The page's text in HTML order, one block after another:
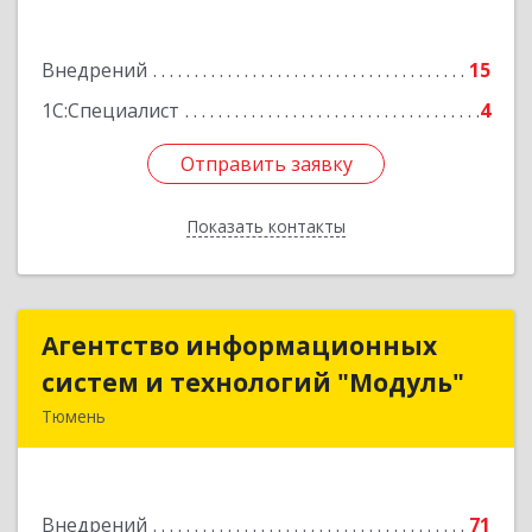
Внедрений
15
1С:Специалист
4
Отправить заявку
Показать контакты
Отправить заявку
Назад
Агентство информационных
систем и технологий "Модуль"
Тюмень
Внедрений 71
Агентство информационных
систем и технологий "Модуль"
Подробнее